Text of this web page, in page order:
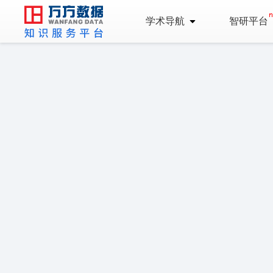
学术导航 智研平台